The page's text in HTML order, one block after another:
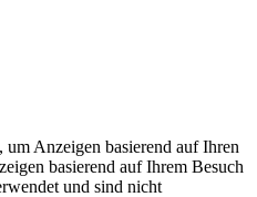
Anzeigen basierend auf Ihren
basierend auf Ihrem Besuch
und sind nicht